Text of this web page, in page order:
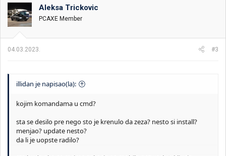
o
v
a
n
:
Aleksa Trickovic
PCAXE Member
04.03.2023. #3
illidan je napisao(la):
kojim komandama u cmd?
sta se desilo pre nego sto je krenulo da zeza? nesto si install?
menjao? update nesto?
da li je uopste radilo?